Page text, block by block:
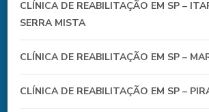
CLÍNICA DE REABILITAÇÃO EM SP –
SERRA MISTA
CLÍNICA DE REABILITAÇÃO EM SP –
CLÍNICA DE REABILITAÇÃO EM SP –